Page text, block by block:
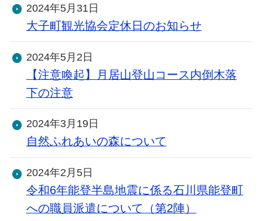
2024年5月31日
大子町観光協会定休日のお知らせ
2024年5月2日
【注意喚起】月居山登山コース内倒木落
下の注意
2024年3月19日
自然ふれあいの森について
2024年2月5日
令和6年能登半島地震に係る石川県能登町
への職員派遣について（第2陣）